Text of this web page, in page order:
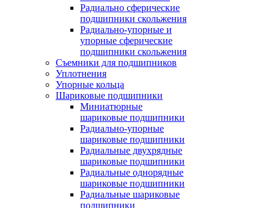
Радиально сферические
подшипники скольжения
Радиально-упорные и
упорные сферические
подшипники скольжения
Съемники для подшипников
Уплотнения
Упорные кольца
Шариковые подшипники
Миниатюрные
шариковые подшипники
Радиально-упорные
шариковые подшипники
Радиальные двухрядные
шариковые подшипники
Радиальные однорядные
шариковые подшипники
Радиальные шариковые
подшипники